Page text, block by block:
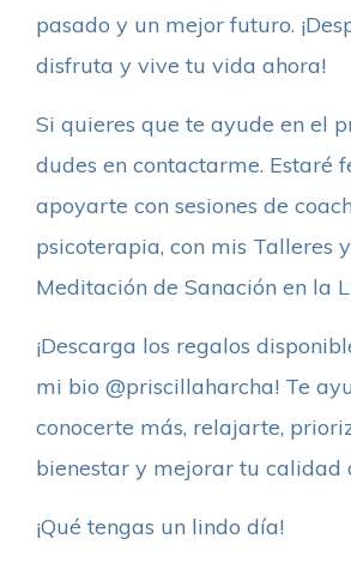
pasado y un mejor futuro.
disfruta y vive tu vida ahora!
Si quieres que te ayude en el
dudes en contactarme. Estaré
apoyarte con sesiones de
psicoterapia, con mis Talleres
Meditación de Sanación en la
¡Descarga los regalos
mi bio @priscillaharcha! Te
conocerte más, relajarte,
bienestar y mejorar tu calidad
¡Qué tengas un lindo día!